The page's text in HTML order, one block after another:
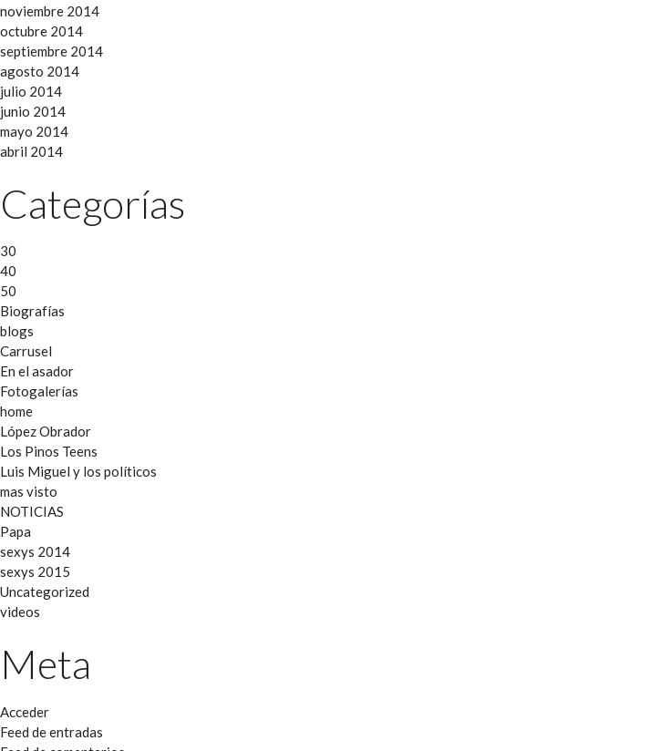
noviembre 2014
octubre 2014
septiembre 2014
agosto 2014
julio 2014
junio 2014
mayo 2014
abril 2014
Categorías
30
40
50
Biografías
blogs
Carrusel
En el asador
Fotogalerías
home
López Obrador
Los Pinos Teens
Luis Miguel y los políticos
mas visto
NOTICIAS
Papa
sexys 2014
sexys 2015
Uncategorized
videos
Meta
Acceder
Feed de entradas